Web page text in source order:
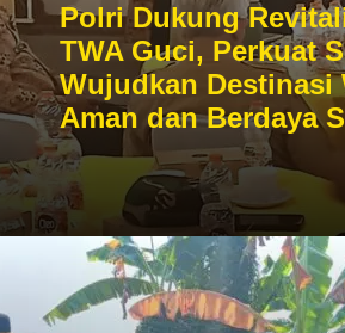
Polri Dukung
TWA Guci, Perkuat
Wujudkan Destinasi
Aman dan Berdaya